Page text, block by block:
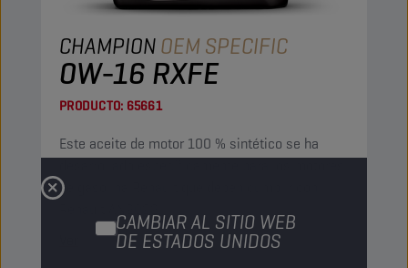
CAMBIAR AL SITIO WEB
DE ESTADOS UNIDOS
CHAMPIONOEM SPECIFIC
0W-16 RXFE
PRODUCTO: 65661
Este aceite de motor 100 % sintético se ha
de gasolina Renault que deben cumplir con